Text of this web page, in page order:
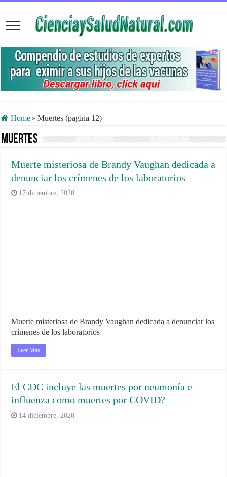
Home » Muertes (pagina 12)
Muertes
Muerte misteriosa de Brandy Vaughan dedicada a
denunciar los crímenes de los laboratorios
17 diciembre, 2020
Muerte misteriosa de Brandy Vaughan dedicada a denunciar los
crímenes de los laboratorios
Leer Más
El CDC incluye las muertes por neumonía e
influenza como muertes por COVID?
14 diciembre, 2020